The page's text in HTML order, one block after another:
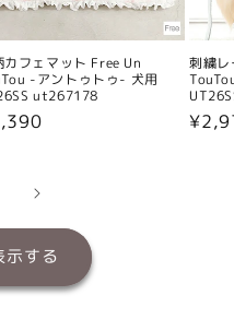
カフェマット Free Un
-アントゥトゥ- 犬用
ut267178
刺繍
通
示する